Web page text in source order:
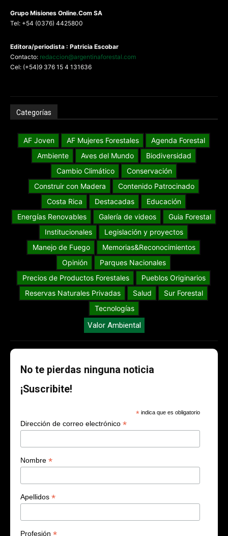
Grupo Misiones Online.Com SA
Tel: +54 (0376) 4425800
Editora/periodista : Patricia Escobar
Contacto: redaccion@argentinaforestal.com
Cel: (+54)9 376 15 4 131636
Categorías
AF Joven AF Mujeres Forestales
Agenda Forestal
Ambiente
Aves del Mundo
Biodiversidad
Cambio Climático
Conservación
Construir con Madera
Contenido Patrocinado
Costa Rica
Destacadas
Educación
Energías Renovables
Galería de videos
Guia Forestal
Institucionales
Legislación y proyectos
Manejo de Fuego
Memorias&Reconocimientos
Opinión
Parques Nacionales
Precios de Productos Forestales
Pueblos Originarios
Reservas Naturales Privadas
Salud
Sur Forestal
Tecnologías
Valor Ambiental
No te pierdas ninguna noticia
¡Suscribite!
* indica que es obligatorio
Dirección de correo electrónico *
Nombre *
Apellidos *
Profesión